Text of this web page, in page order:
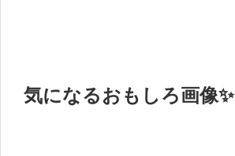
気になるおもしろ画像✨